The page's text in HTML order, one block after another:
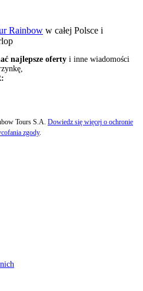
Rainbow w całej Polsce i
najlepsze oferty i inne wiadomości
Tours S.A. Dowiedz się więcej o ochronie
zgody.